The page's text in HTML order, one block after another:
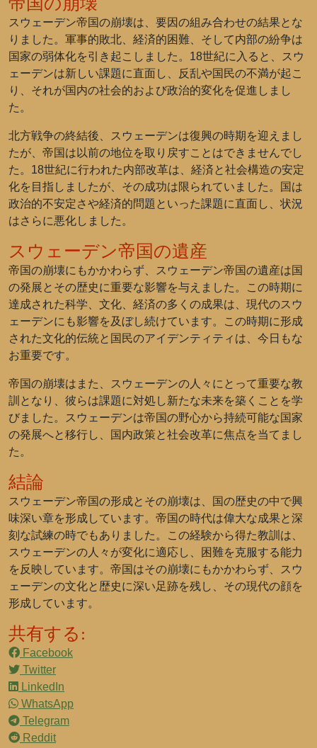
スウェーデン帝国の崩壊は、要因の組み合わせの結果とな
りました。軍事的敗北、経済的困難、そして内部の紛争は
国家の弱体化を引き起こしました。18世紀に入ると、スウ
ェーデンは新しい課題に直面し、反乱や国民の不満が起こ
り、それが国内の社会的および政治的変化を促進しまし
た。
北方戦争の終結後、スウェーデンは復興の時期を迎えまし
たが、帝国は以前の地位を取り戻すことはできませんでし
た。18世紀に行われた内部改革は、経済と社会構造の安定
化を目指しましたが、その成功は限られていました。国は
政治的不安定さや経済的問題といった課題に直面し、状況
はさらに悪化しました。
スウェーデン帝国の遺産
帝国の崩壊にもかかわらず、スウェーデン帝国の遺産は国
の発展とその歴史に重要な影響を与えました。この時期に
達成された科学、文化、経済の多くの成果は、現代のスウ
ェーデンにも影響を及ぼし続けています。この時期に形成
された文化的伝統と国民のアイデンティティは、今日もな
お重要です。
帝国の崩壊はまた、スウェーデンの人々にとって重要な教
訓となり、彼らは課題に対処し新たな未来を築くことを学
びました。スウェーデンは帝国の野心から持続可能な国家
の発展へと移行し、国内政策と社会改革に焦点を当てまし
た。
結論
スウェーデン帝国の形成とその崩壊は、国の歴史の中で興
味深い章を形成しています。帝国の時代は偉大な成果と深
刻な試練の時でもありました。この経験から得た教訓は、
スウェーデンの人々が変化に適応し、困難を克服する能力
を反映しています。帝国はその崩壊にもかかわらず、スウ
ェーデンの文化と歴史に深い足跡を残し、その現代の顔を
形成しています。
共有する:
Facebook
Twitter
LinkedIn
WhatsApp
Telegram
Reddit